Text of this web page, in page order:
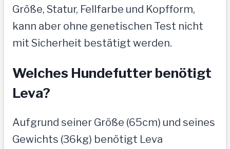
Größe, Statur, Fellfarbe und Kopfform,
kann aber ohne genetischen Test nicht
mit Sicherheit bestätigt werden.
Welches Hundefutter benötigt
Leva?
Aufgrund seiner Größe (65cm) und seines
Gewichts (36kg) benötigt Leva